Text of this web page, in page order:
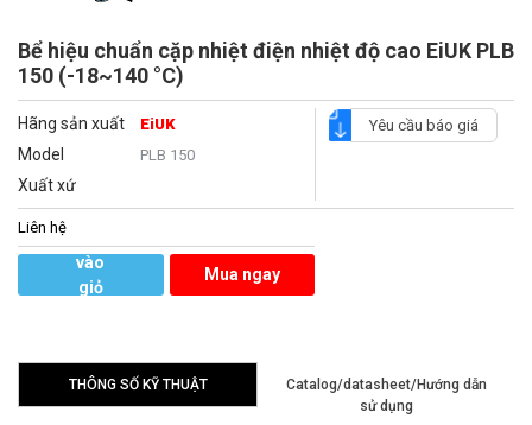
Bể hiệu chuẩn cặp nhiệt điện nhiệt độ cao EiUK PLB
150 (-18~140 °C)
Hãng sản xuất EiUK
Model PLB 150
Xuất xứ
Yêu cầu báo giá
Liên hệ
vào
giỏ
Mua ngay
THÔNG SỐ KỸ THUẬT
Catalog/datasheet/Hướng dẫn
sử dụng